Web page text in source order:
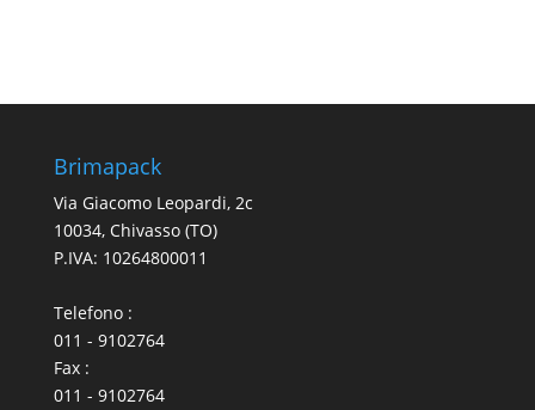
Brimapack
Via Giacomo Leopardi, 2c
10034, Chivasso (TO)
P.IVA: 10264800011
Telefono :
011 - 9102764
Fax :
011 - 9102764